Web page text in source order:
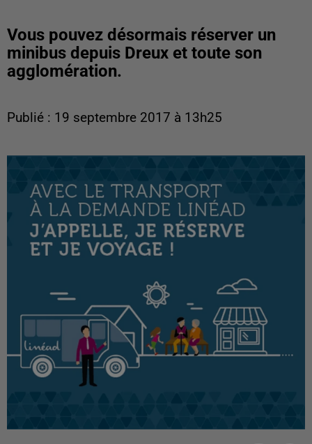
Vous pouvez désormais réserver un
minibus depuis Dreux et toute son
agglomération.
Publié : 19 septembre 2017 à 13h25